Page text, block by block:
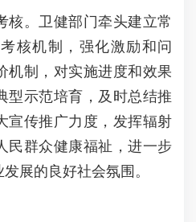
。卫健部门牵头建立常
核机制，强化激励和问
机制，对实施进度和效果
型示范培育，及时总结推
宣传推广力度，发挥辐射
民群众健康福祉，进一步
展的良好社会氛围。